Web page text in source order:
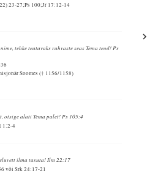
23-27;Ps 100;Jr 17:12-14
tehke teatavaks rahvaste seas Tema teod! Ps
Soomes († 1156/1158)
otsige alati Tema palet! Ps 105:4
1:2-4
ilma tasuta! Ilm 22:17
või Srk 24:17-21